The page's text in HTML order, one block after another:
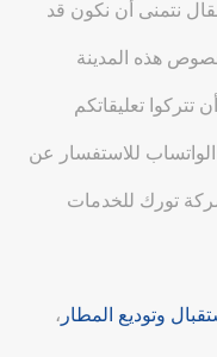
نتمنى أن نكون قد
هذه المدينة
تتركوا تعليقاتكم
للاستفسار عن
تورك للخدمات
وتوديع المطار ،